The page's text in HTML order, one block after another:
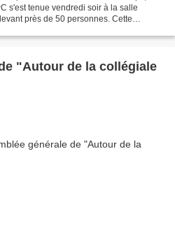
s'est tenue vendredi soir à la salle
près de 50 personnes. Cette
"Autour de la collégiale